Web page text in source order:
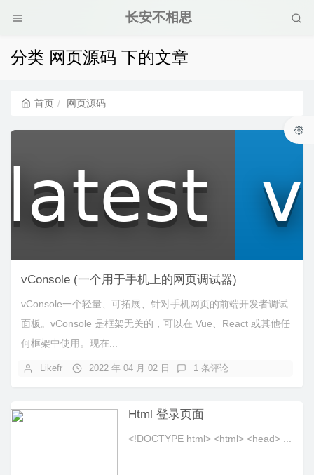
长安不相思
分类 网页源码 下的文章
首页 网页源码
vConsole (一个用于手机上的网页调试器)
vConsole一个轻量、可拓展、针对手机网页的前端开发者调试
面板。vConsole 是框架无关的，可以在 Vue、React 或其他任
何框架中使用。现在...
Likefr 2022 年 04 月 02 日 1 条评论
Html 登录页面
<!DOCTYPE html> <html> <head> ...